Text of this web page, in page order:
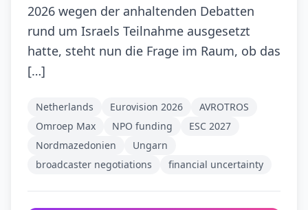
2026 wegen der anhaltenden Debatten
rund um Israels Teilnahme ausgesetzt
hatte, steht nun die Frage im Raum, ob das
[…]
Netherlands Eurovision 2026
AVROTROS
Omroep Max
NPO funding
ESC 2027
Nordmazedonien
Ungarn
broadcaster negotiations
financial uncertainty